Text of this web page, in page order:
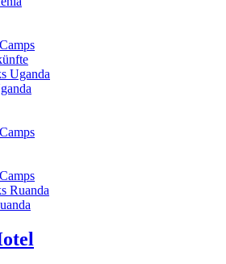
Uganda
Ruanda